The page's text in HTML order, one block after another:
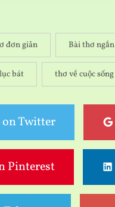
đơn giản Bài thơ ngắn
bát thơ về cuộc sống
on Twitter
Pinterest